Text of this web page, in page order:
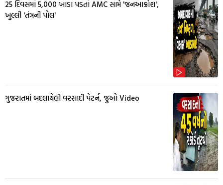
25 દિવસમાં 5,000 ખાડા પડતાં AMC સામે 'જનઆક્રોશ',
ખુલ્લી 'તંત્રની પોલ'
ગુજરાતમાં બદલાયેલી વરસાદી પેટર્ન, જુઓ Video